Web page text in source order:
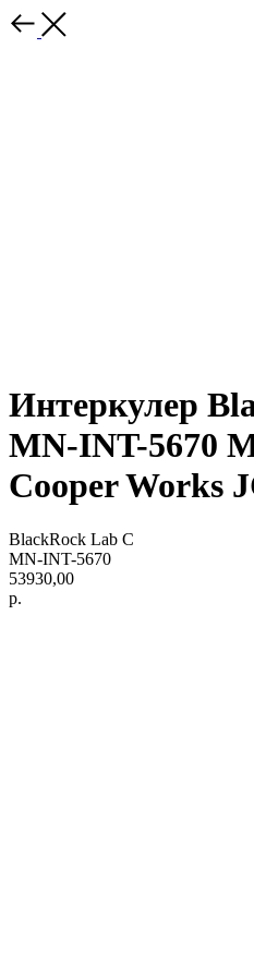
Интеркулер
MN-INT-5670
Cooper Works
BlackRock Lab C
MN-INT-5670
53930,00
р.